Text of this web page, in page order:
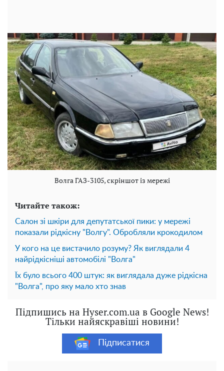
Волга ГАЗ-3105, скріншот із мережі
Читайте також:
Салон зі шкіри для депутатської пики: у мережі
показали рідкісну "Волгу". Обробляли крокодилом
У кого на це вистачило розуму? Як виглядали 4
найрідкісніші автомобілі "Волга"
Їх було всього 400 штук: як виглядала дуже рідкісна
"Волга", про яку мало хто знав
Підпишись на Hyser.com.ua в Google News!
Тільки найяскравіші новини!
Підписатися